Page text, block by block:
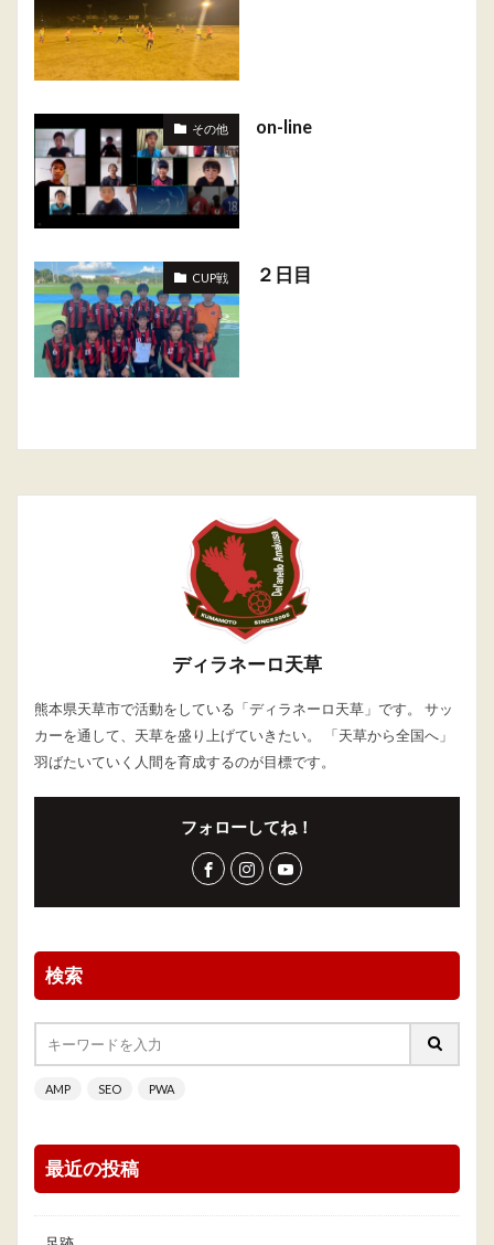
その他 on-line
CUP戦 ２日目
ディラネーロ天草
熊本県天草市で活動をしている「ディラネーロ天草」です。 サッ
カーを通して、天草を盛り上げていきたい。 「天草から全国へ」
羽ばたいていく人間を育成するのが目標です。
フォローしてね！
検索
AMP SEO PWA
最近の投稿